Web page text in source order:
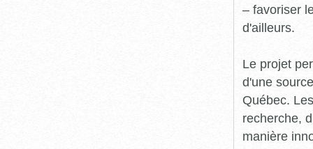
– favoriser
d'ailleurs.
Le projet
d'une
Québec.
recherche,
manière